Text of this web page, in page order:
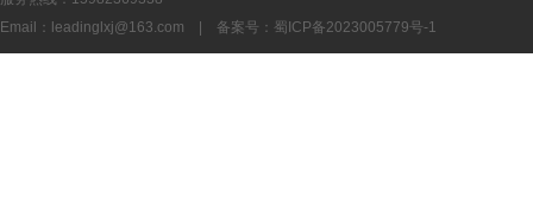
Email： leadinglxj@163.com 备案号：蜀ICP备2023005779号-1